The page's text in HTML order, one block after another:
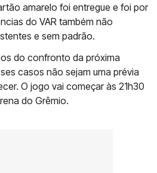
amarelo foi entregue e foi por
do VAR também não
e sem padrão.
do confronto da próxima
casos não sejam uma prévia
O jogo vai começar às 21h30
do Grêmio.